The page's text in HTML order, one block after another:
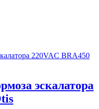
эскалатора